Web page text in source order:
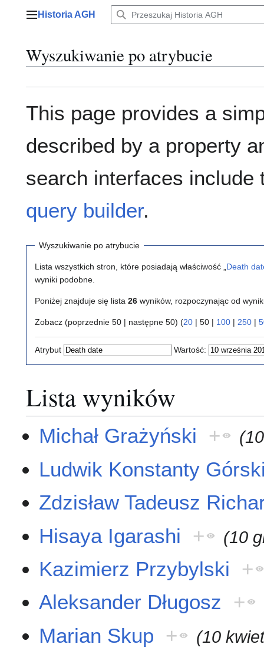
Menu główne
Historia AGH
Wyszukiwanie po atrybucie
This page provides a
described by a property
search interfaces include
query builder.
Wyszukiwanie po atrybucie
Lista wszystkich stron, które posiadają właściwość „ Death
wyniki podobne.
Poniżej znajduje się lista 26 wyników, rozpoczynając od
Zobacz (poprzednie 50 | następne 50) (20 | 50 | 100 | 250 |
Atrybut Wartość:
Lista wyników
Michał Grażyński +
Ludwik Konstanty
Zdzisław Tadeusz
Hisaya Igarashi
+ (10
Kazimierz Przybylski
+
Aleksander Długosz
+
Marian Skup + (10